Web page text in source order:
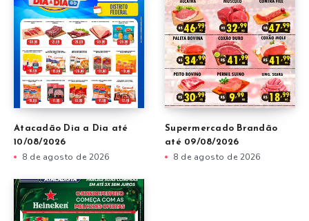
Atacadão Dia a Dia até
10/08/2026
8 de agosto de 2026
Supermercado Brandão
até 09/08/2026
8 de agosto de 2026